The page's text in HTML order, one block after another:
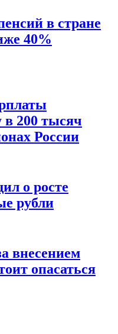
в стране
40%
в 200 тысяч
России
о росте
рубли
внесением
опасаться